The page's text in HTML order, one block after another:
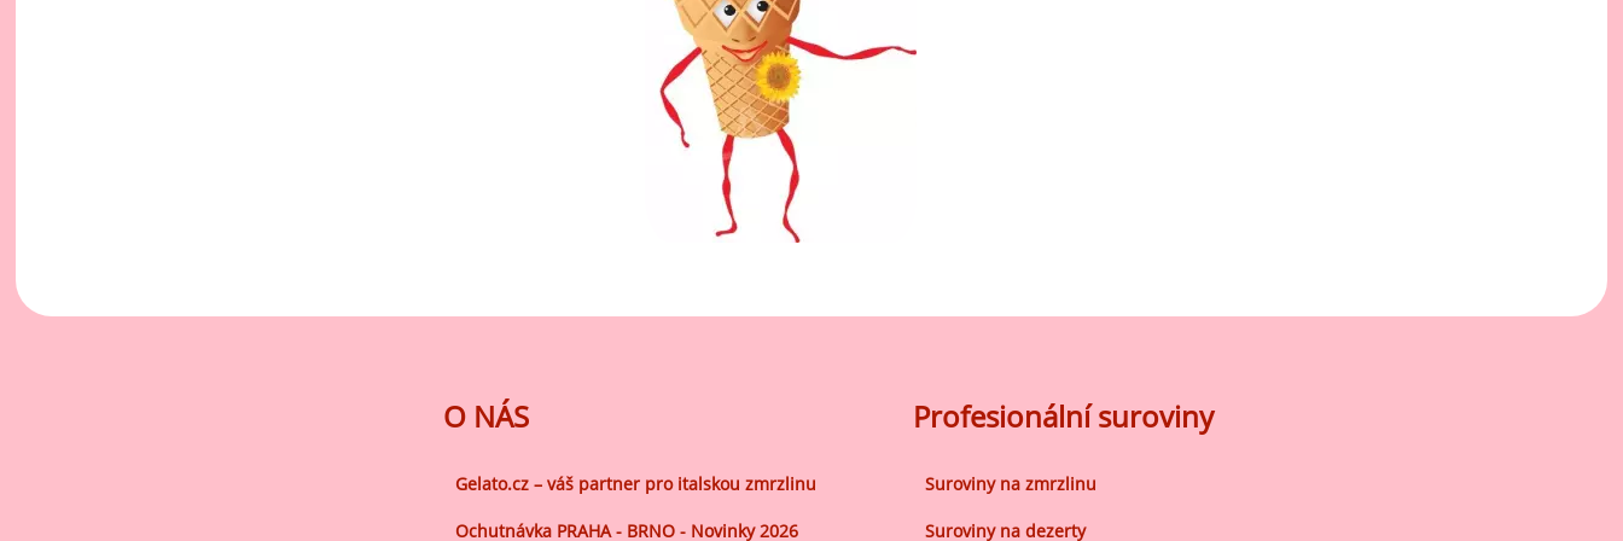
Arašídové ochucovací pasty
Kokosové ochucovací pasty
výrobu kvalitní zmrzliny
Ochucovací sušené ingredience
Ovocné pyré - 100% rozmixované
Doplňkové ingredience
Zmrzlinové kornoutky
Základy na dezerty
Ochucovací sušené ingredience
O NÁS
Gelato.cz – váš partner pro italskou zmrzlinu
Ochutnávka PRAHA - BRNO - Novinky 2026
Profesionální suroviny
Suroviny na zmrzlinu
Suroviny na dezerty